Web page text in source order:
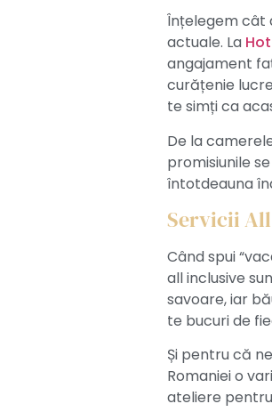
Înțelegem cât
actuale. La
angajament
curățenie
te simți ca
De la
promisiunile
întotdeauna
Servicii
Când spui
all inclusive
savoare, iar
te bucuri de
Și pentru că
Romaniei o
ateliere